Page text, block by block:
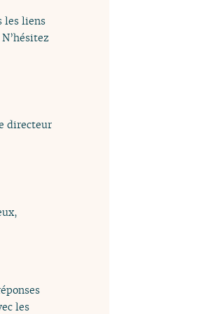
les liens
directeur
les